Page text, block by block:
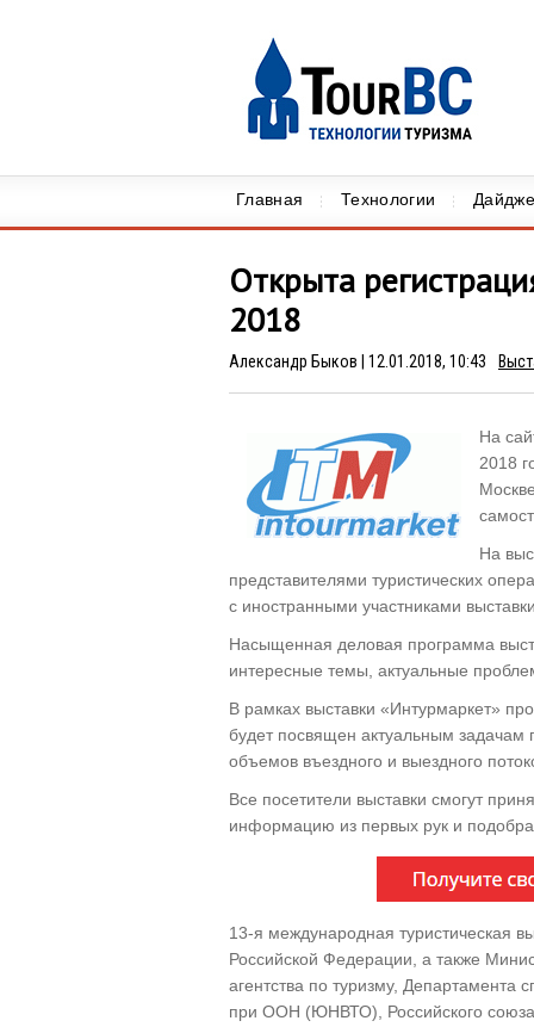
Главная Технологии
Открыта
2018
Александр Быков | 12.01.2018, 10:43
На
2018
На
представителями туристических
с иностранными участниками
Насыщенная деловая программа
интересные темы, актуальные
В рамках выставки «Интурмаркет»
будет посвящен актуальным задачам
объемов въездного и выездного
Все посетители выставки смогут
информацию из первых рук и
13-я международная туристическая
Российской Федерации, а также
агентства по туризму, Департамента
при ООН (ЮНВТО), Российского союза